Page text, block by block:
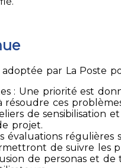
par La Poste
: Une priorité est
ces
de
projet.
évaluations
de suivre les
de personas et